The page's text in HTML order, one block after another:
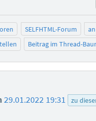
SELFHTML-Forum
Beitrag im Thread-
29.01.2022 19:31 zu